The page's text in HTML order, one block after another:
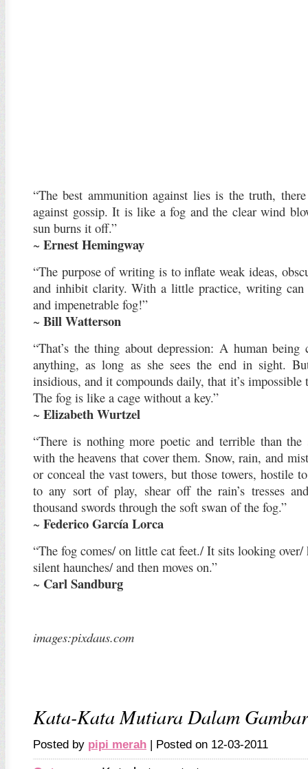
“The best ammunition against lies is the truth,
against gossip. It is like a fog and the clear wind
sun burns it off.”
~ Ernest Hemingway
“The purpose of writing is to inflate weak ideas,
and inhibit clarity. With a little practice, writing can
and impenetrable fog!”
~ Bill Watterson
“That’s the thing about depression: A human being
anything, as long as she sees the end in sight.
insidious, and it compounds daily, that it’s impossible
The fog is like a cage without a key.”
~ Elizabeth Wurtzel
“There is nothing more poetic and terrible than the
with the heavens that cover them. Snow, rain, and
or conceal the vast towers, but those towers, hostile
to any sort of play, shear off the rain’s tresses
thousand swords through the soft swan of the fog.”
~ Federico García Lorca
“The fog comes/ on little cat feet./ It sits looking
silent haunches/ and then moves on.”
~ Carl Sandburg
images:pixdaus.com
Kata-Kata Mutiara Dalam Gambar
Posted by pipi merah | Posted on 12-03-2011